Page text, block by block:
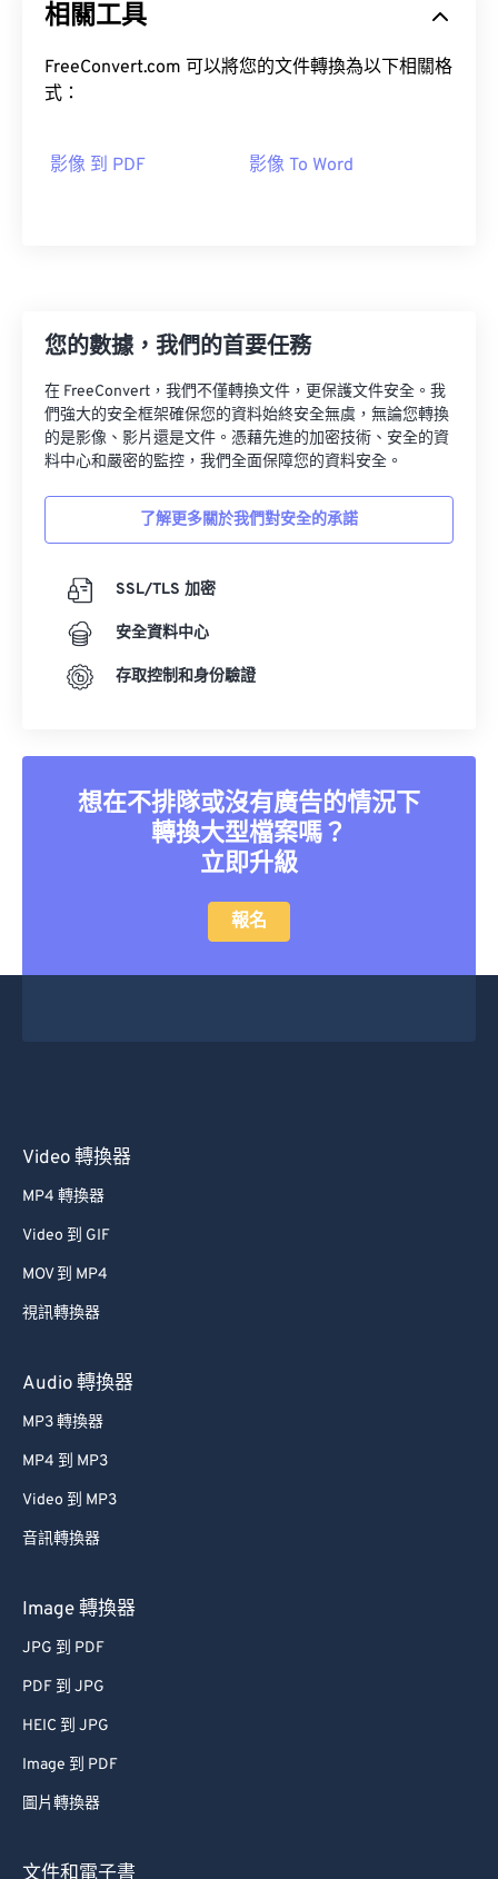
相關工具
FreeConvert.com 可以將您的文件轉換為以下相關格
式：
影像 到 PDF 影像 To Word
您的數據，我們的首要任務
在 FreeConvert，我們不僅轉換文件，更保護文件安全。我
們強大的安全框架確保您的資料始終安全無虞，無論您轉換
的是影像、影片還是文件。憑藉先進的加密技術、安全的資
料中心和嚴密的監控，我們全面保障您的資料安全。
了解更多關於我們對安全的承諾
SSL/TLS 加密
安全資料中心
存取控制和身份驗證
想在不排隊或沒有廣告的情況下
轉換大型檔案嗎？
立即升級
報名
Video 轉換器
MP4 轉換器
Video 到 GIF
MOV 到 MP4
視訊轉換器
Audio 轉換器
MP3 轉換器
MP4 到 MP3
Video 到 MP3
音訊轉換器
Image 轉換器
JPG 到 PDF
PDF 到 JPG
HEIC 到 JPG
Image 到 PDF
圖片轉換器